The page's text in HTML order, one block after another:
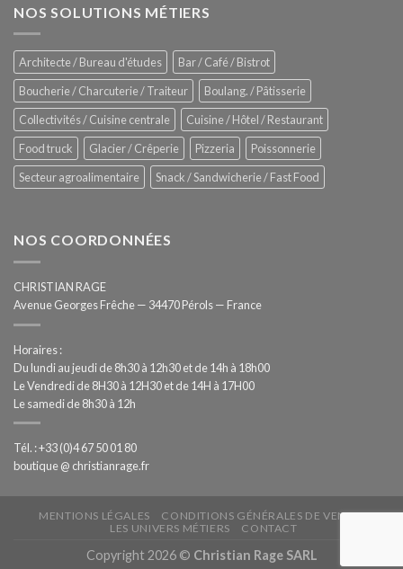
de
Zitrux
–
Hygiène
totale
automatisée
NOS SOLUTIONS MÉTIERS
Architecte / Bureau d'études
Bar / Café / Bistrot
Boucherie / Charcuterie / Traiteur
Boulang. / Pâtisserie
Collectivités / Cuisine centrale
Cuisine / Hôtel / Restaurant
Food truck
Glacier / Crêperie Pizzeria
Poissonnerie
Secteur agroalimentaire
Snack / Sandwicherie / Fast Food
NOS COORDONNÉES
CHRISTIAN RAGE
Avenue Georges Frêche — 34470 Pérols — France
Horaires :
Du lundi au jeudi de 8h30 à 12h30 et de 14h à 18h00
Le Vendredi de 8H30 à 12H30 et de 14H à 17H00
Le samedi de 8h30 à 12h
Tél. : +33 (0)4 67 50 01 80
boutique @ christianrage.fr
MENTIONS LÉGALES
CONDITIONS GÉNÉRALES DE VENTE
LES UNIVERS MÉTIERS
CONTACT
Copyright 2026 © Christian Rage SARL